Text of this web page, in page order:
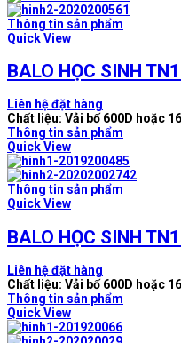
Thông tin sản phẩm
Quick View
BALO HỌC SINH
Liên hệ đặt hàng
Chất liệu: Vải bố 600D hoặc
Thông tin sản phẩm
Quick View
Thông tin sản phẩm
Quick View
BALO HỌC SINH
Liên hệ đặt hàng
Chất liệu: Vải bố 600D hoặc
Thông tin sản phẩm
Quick View